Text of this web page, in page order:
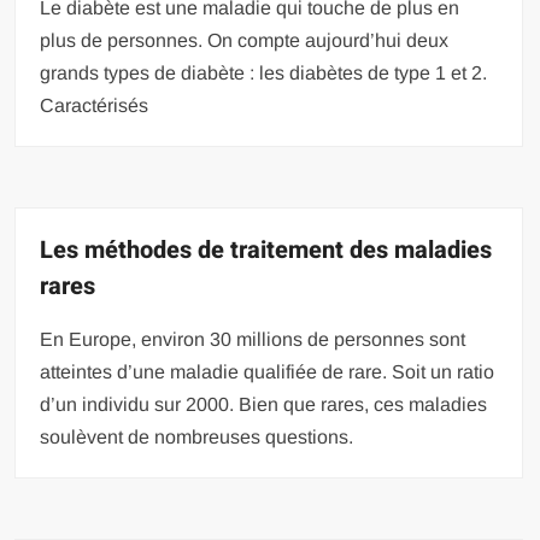
Le diabète est une maladie qui touche de plus en
plus de personnes. On compte aujourd’hui deux
grands types de diabète : les diabètes de type 1 et 2.
Caractérisés
Les méthodes de traitement des maladies
rares
En Europe, environ 30 millions de personnes sont
atteintes d’une maladie qualifiée de rare. Soit un ratio
d’un individu sur 2000. Bien que rares, ces maladies
soulèvent de nombreuses questions.